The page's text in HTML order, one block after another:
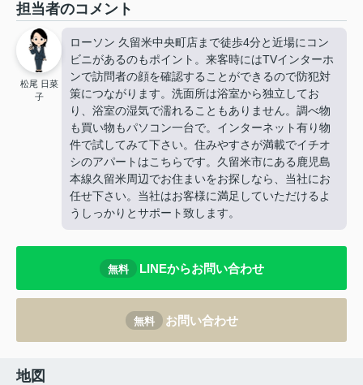
担当者のコメント
松尾 日菜
子
ローソン 久留米中央町店まで徒歩4分と近場にコン
ビニがあるのもポイント。来客時にはTVインターホ
ンで訪問者の顔を確認することができるので防犯対
策につながります。洗面所は浴室から独立してお
り、浴室の湿気で濡れることもありません。調べ物
も買い物もパソコン一台で。インターネット有り物
件で試してみて下さい。住みやすさが満載でイチオ
シのアパートはこちらです。久留米市にある鹿児島
本線久留米周辺でお住まいをお探しなら、当社にお
任せ下さい。当社はお客様に満足していただけるよ
うしっかりとサポート致します。
無料 LINEからお問い合わせ
無料 お問い合わせ
地図